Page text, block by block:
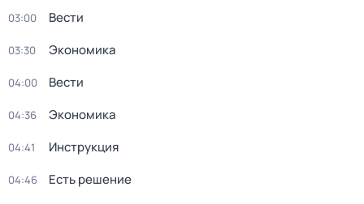
03:00 Вести
03:30 Экономика
04:00 Вести
04:36 Экономика
04:41 Инструкция
04:46 Есть решение